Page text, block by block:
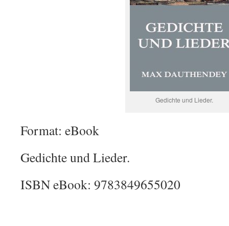
Gedichte und Lieder.
Format: eBook
Gedichte und Lieder.
ISBN eBook: 9783849655020